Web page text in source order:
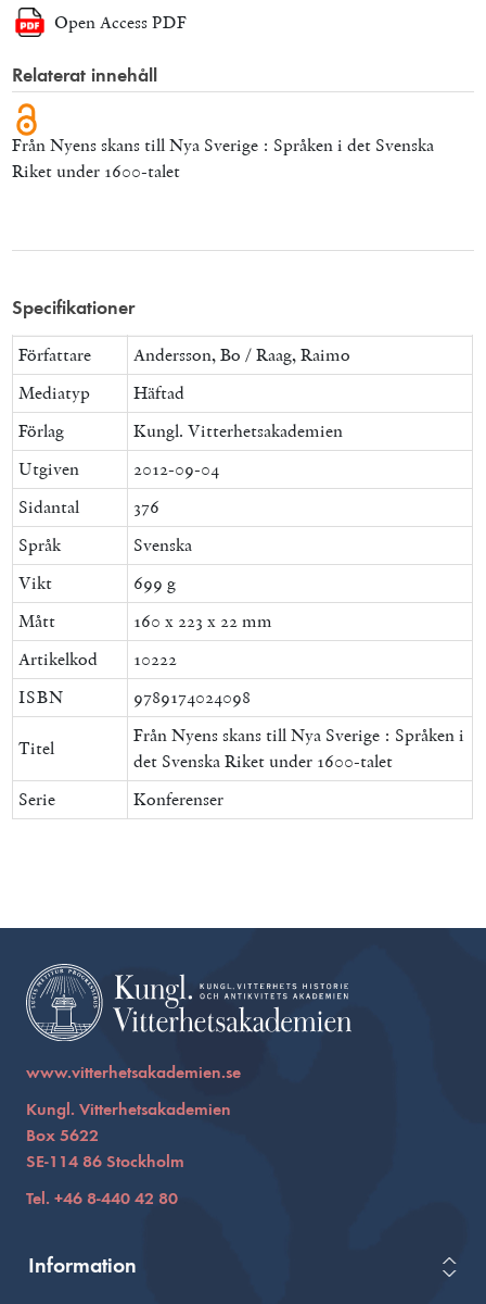
Open Access PDF
Relaterat innehåll
Från Nyens skans till Nya Sverige : Språken i det Svenska
Riket under 1600-talet
Specifikationer
Författare
Andersson, Bo / Raag, Raimo
Mediatyp
Häftad
Förlag
Kungl. Vitterhetsakademien
Utgiven
2012-09-04
Sidantal
376
Språk
Svenska
Vikt
699 g
Mått
160 x 223 x 22 mm
Artikelkod
10222
ISBN
9789174024098
Titel
Från Nyens skans till Nya Sverige : Språken i
det Svenska Riket under 1600-talet
Serie
Konferenser
www.vitterhetsakademien.se
Kungl. Vitterhetsakademien
Box 5622
SE-114 86 Stockholm
Tel. +46 8-440 42 80
Information